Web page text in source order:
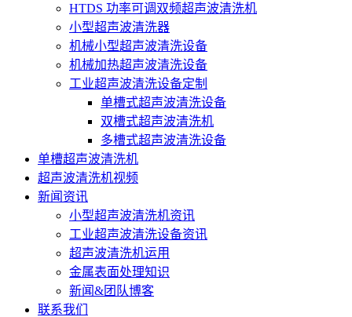
HTDS 功率可调双频超声波清洗机
小型超声波清洗器
机械小型超声波清洗设备
机械加热超声波清洗设备
工业超声波清洗设备定制
单槽式超声波清洗设备
双槽式超声波清洗机
多槽式超声波清洗设备
单槽超声波清洗机
超声波清洗机视频
新闻资讯
小型超声波清洗机资讯
工业超声波清洗设备资讯
超声波清洗机运用
金属表面处理知识
新闻&团队博客
联系我们